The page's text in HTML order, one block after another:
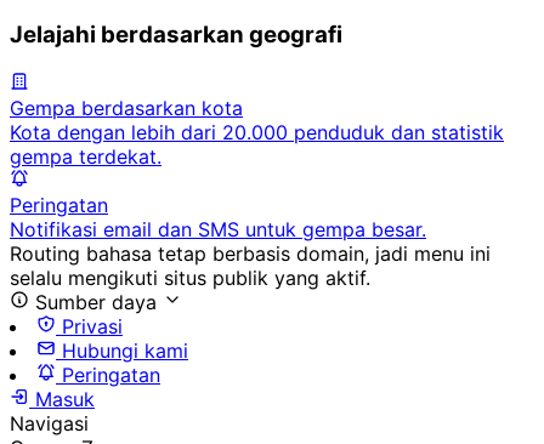
Jelajahi berdasarkan geografi
Gempa berdasarkan kota
Kota dengan lebih dari 20.000 penduduk dan statistik
gempa terdekat.
Peringatan
Notifikasi email dan SMS untuk gempa besar.
Routing bahasa tetap berbasis domain, jadi menu ini
selalu mengikuti situs publik yang aktif.
Sumber daya
Privasi
Hubungi kami
Peringatan
Masuk
Navigasi